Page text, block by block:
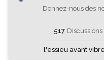
Donnez-nous des
517 Discussions
l'essieu avant vibre